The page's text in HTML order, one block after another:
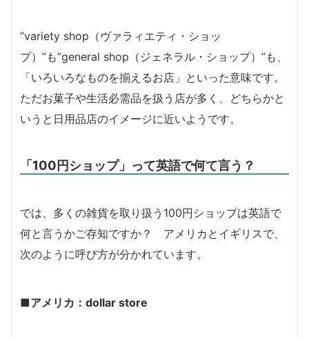
”variety shop（ヴァラィエティ・ショッ
プ）”も”general shop（ジェネラル・ショップ）”も、
「いろいろなものを揃えるお店」といった意味です。
ただお菓子や生活必需品を扱う店が多く、どちらかと
いうと日用品店のイメージに近いようです。
「100円ショップ」って英語で何て言う？
では、多くの雑貨を取り扱う100円ショップは英語で
何と言うかご存知ですか？ アメリカとイギリスで、
次のように呼び方が分かれています。
■アメリカ：dollar store